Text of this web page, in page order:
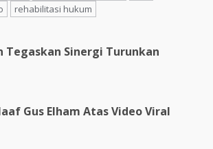
rehabilitasi hukum
Tegaskan Sinergi Turunkan
Gus Elham Atas Video Viral